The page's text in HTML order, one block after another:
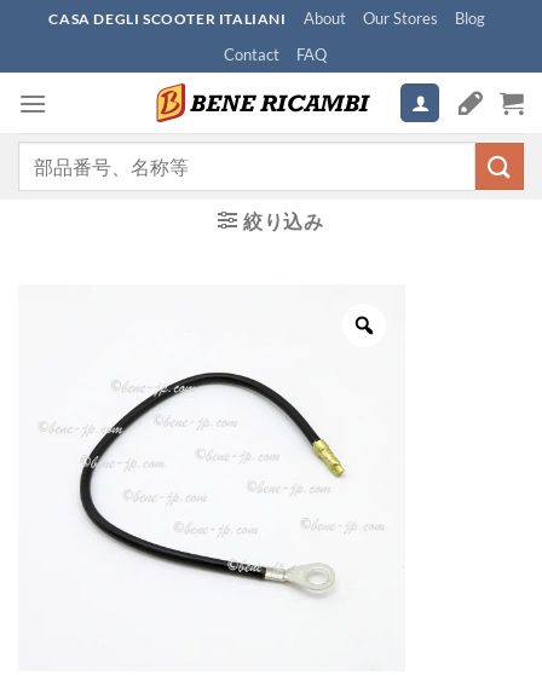
content
CASA DEGLI SCOOTER ITALIANI About Our Stores
Blog
Contact
FAQ
絞り込み